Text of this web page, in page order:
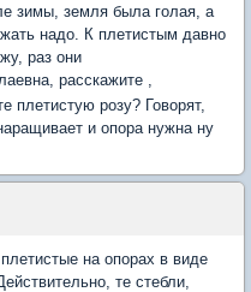
зимы, земля была голая, а
надо. К плетистым давно
раз они
расскажите ,
плетистую розу? Говорят,
и опора нужна ну
на опорах в виде
те стебли,